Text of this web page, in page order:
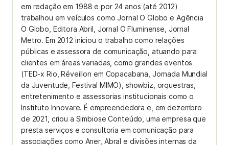
em redação em 1988 e por 24 anos (até 2012)
trabalhou em veículos como Jornal O Globo e Agência
O Globo, Editora Abril, Jornal O Fluminense, Jornal
Metro. Em 2012 iniciou o trabalho como relações
públicas e assessora de comunicação, atuando para
clientes em áreas variadas, como grandes eventos
(TED-x Rio, Réveillon em Copacabana, Jornada Mundial
da Juventude, Festival MIMO), showbiz, orquestras,
entretenimento e assessorias institucionais como o
Instituto Innovare. É empreendedora e, em dezembro
de 2021, criou a Simbiose Conteúdo, uma empresa que
presta serviços e consultoria em comunicação para
associações como Aner, Abral e divisões internas da